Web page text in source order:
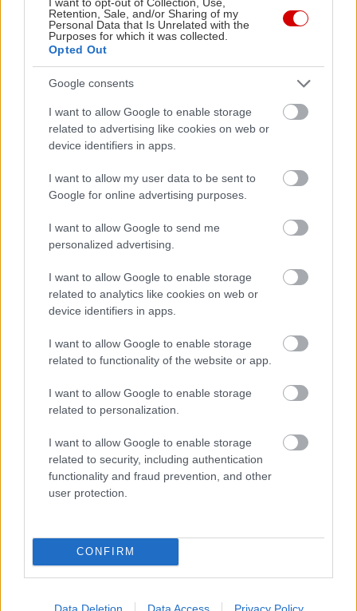
Retention, Sale, and/or Sharing of my
Personal Data that Is Unrelated with the
Purposes for which it was collected.
Opted Out
Google consents
I want to allow Google to enable storage
related to advertising like cookies on web or
device identifiers in apps.
I want to allow my user data to be sent to
Google for online advertising purposes.
I want to allow Google to send me
personalized advertising.
I want to allow Google to enable storage
related to analytics like cookies on web or
device identifiers in apps.
I want to allow Google to enable storage
related to functionality of the website or app.
I want to allow Google to enable storage
related to personalization.
I want to allow Google to enable storage
related to security, including authentication
functionality and fraud prevention, and other
user protection.
CONFIRM
Data Deletion Data Access Privacy Policy